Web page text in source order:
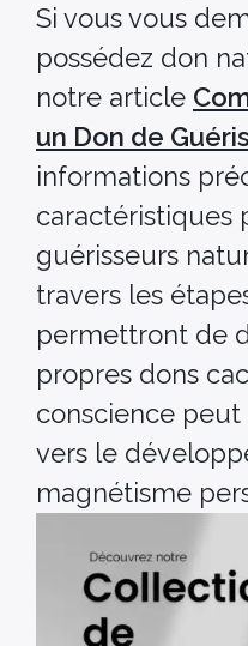
Si vous vous
possédez don
notre article
un Don de
informations
caractéristiques
guérisseurs
travers les
permettront de
propres dons
conscience
vers le
magnétisme